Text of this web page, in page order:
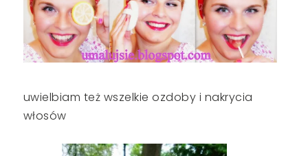
uwielbiam też wszelkie ozdoby i nakrycia
włosów